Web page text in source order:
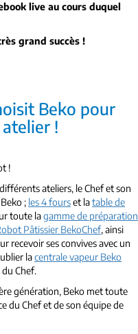
live au cours duquel
grand succès !
Beko pour
!
!
ateliers, le Chef et son
; les 4 fourset latable de
toute lagamme de préparation
Pâtissier BekoChef, ainsi
recevoir ses convives avec un
lacentrale vapeur Beko
Chef.
génération, Beko met toute
du Chef et de son équipe de